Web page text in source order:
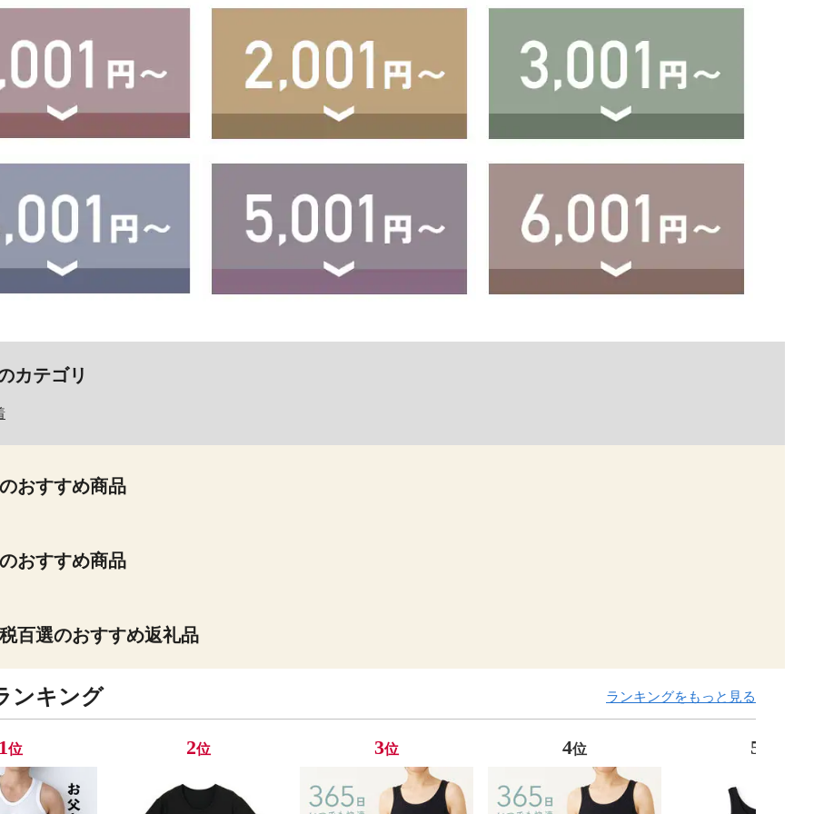
カテゴリ
おすすめ商品
おすすめ商品
百選のおすすめ返礼品
ンキング ランキングをもっと見る
位 2位 3位 4位 5